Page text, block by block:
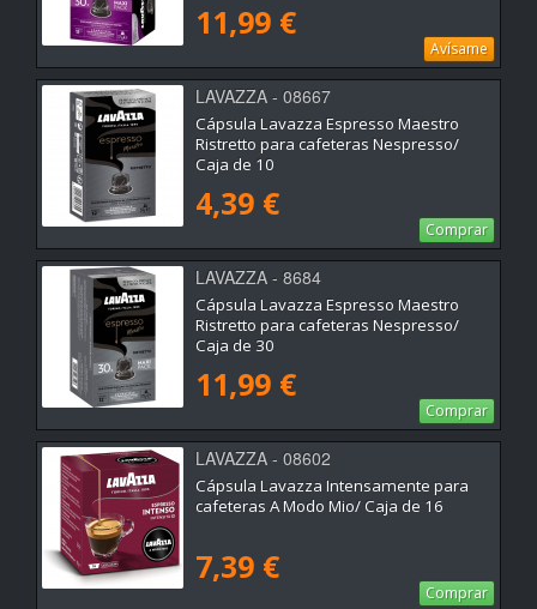
11,99 €
Avísame
LAVAZZA - 08667
Cápsula Lavazza Espresso Maestro
Ristretto para cafeteras Nespresso/
Caja de 10
4,39 €
Comprar
LAVAZZA - 8684
Cápsula Lavazza Espresso Maestro
Ristretto para cafeteras Nespresso/
Caja de 30
11,99 €
Comprar
LAVAZZA - 08602
Cápsula Lavazza Intensamente para
cafeteras A Modo Mio/ Caja de 16
7,39 €
Comprar